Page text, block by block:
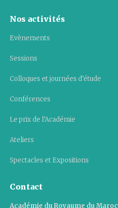
Nos activités
Evènements
Sessions
Colloques et journées d’étude
Conférences
Le prix de l’Académie
Ateliers
Spectacles et Expositions
Contact
Académie du Royaume du Maroc